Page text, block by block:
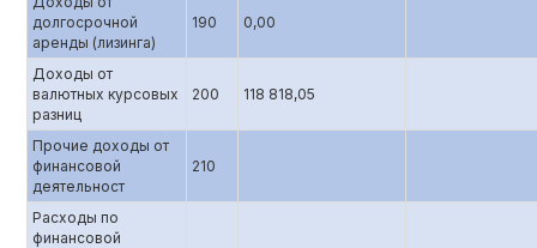
долгосрочной
аренды (лизинга)
190 0,00
Доходы от
валютных курсовых
разниц
200 118 818,05
Прочие доходы от
финансовой
деятельност
210
Расходы по
финансовой